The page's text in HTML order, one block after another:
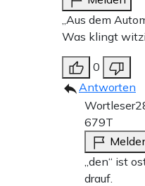
„Aus dem
Was klingt
0
Antworten
Wortleser
679T
„den“ ist
drauf.